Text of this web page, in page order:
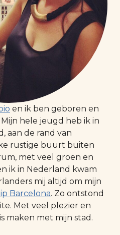
en ik ben geboren en
hele jeugd heb ik in
aan de rand van
rustige buurt buiten
met veel groen en
ik in Nederland kwam
mij altijd om mijn
Barcelona. Zo ontstond
Met veel plezier en
maken met mijn stad.